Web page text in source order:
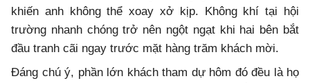
khiến anh không thể xoay xở kịp. Không khí tại hội
trường nhanh chóng trở nên ngột ngạt khi hai bên bắt
đầu tranh cãi ngay trước mặt hàng trăm khách mời.
Đáng chú ý, phần lớn khách tham dự hôm đó đều là họ